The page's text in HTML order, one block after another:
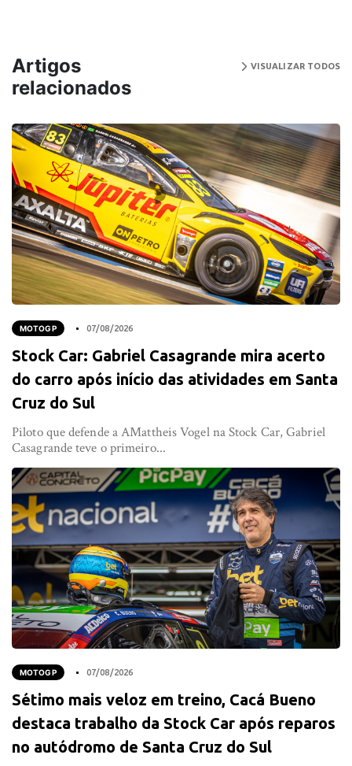
Artigos
relacionados
VISUALIZAR TODOS
MOTOGP 07/08/2026
Stock Car: Gabriel Casagrande mira acerto
do carro após início das atividades em Santa
Cruz do Sul
Piloto que defende a AMattheis Vogel na Stock Car, Gabriel
Casagrande teve o primeiro...
MOTOGP 07/08/2026
Sétimo mais veloz em treino, Cacá Bueno
destaca trabalho da Stock Car após reparos
no autódromo de Santa Cruz do Sul